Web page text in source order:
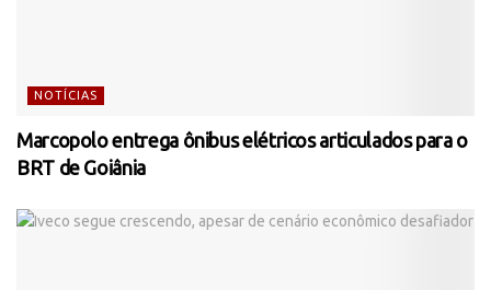
NOTÍCIAS
Marcopolo entrega ônibus elétricos articulados para o
BRT de Goiânia